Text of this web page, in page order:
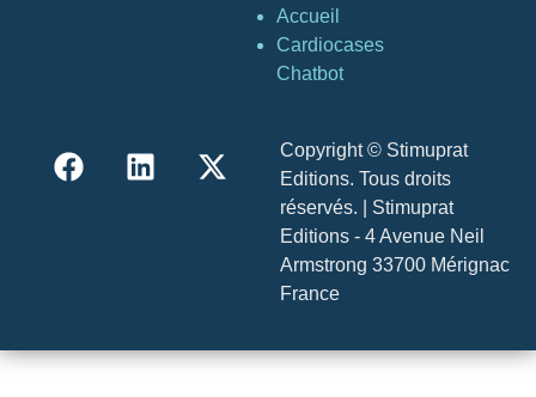
Accueil
Cardiocases
Chatbot
Copyright © Stimuprat
Editions. Tous droits
réservés. | Stimuprat
Editions - 4 Avenue Neil
Armstrong 33700 Mérignac
France